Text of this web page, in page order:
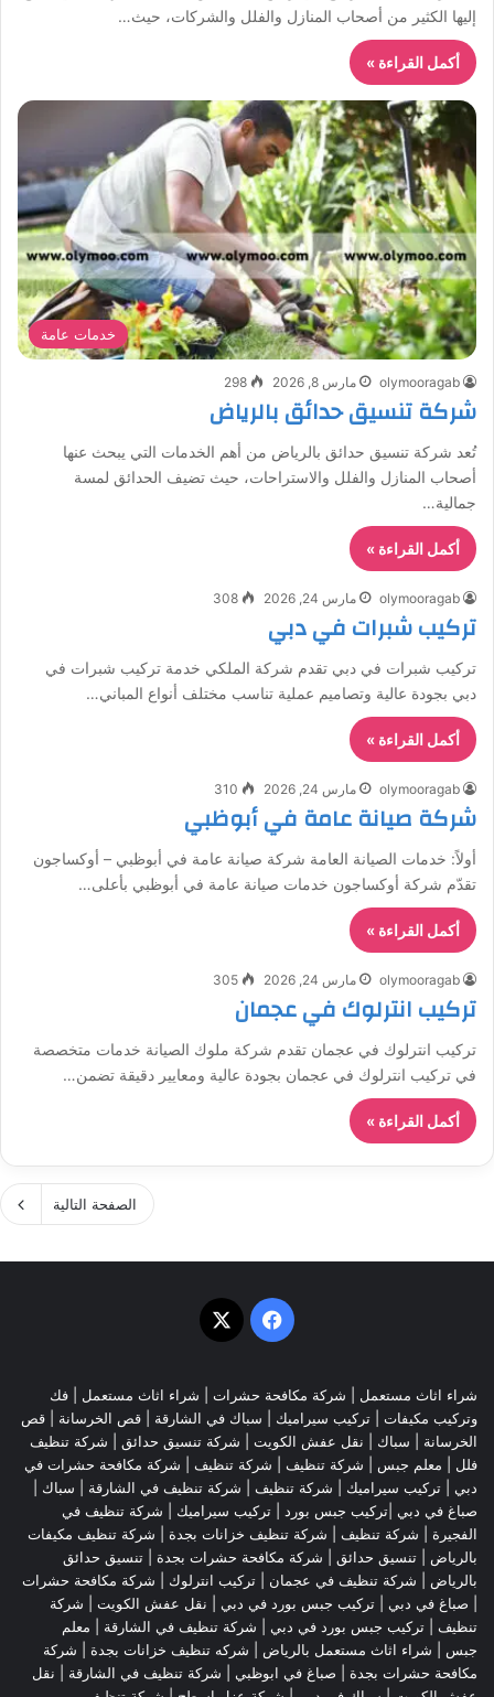
إليها الكثير من أصحاب المنازل والفلل والشركات، حيث…
أكمل القراءة »
خدمات عامة
olymooragab مارس 8, 2026 298
شركة تنسيق حدائق بالرياض
تُعد شركة تنسيق حدائق بالرياض من أهم الخدمات التي يبحث عنها
أصحاب المنازل والفلل والاستراحات، حيث تضيف الحدائق لمسة
جمالية…
أكمل القراءة »
olymooragab مارس 24, 2026 308
تركيب شبرات في دبي
تركيب شبرات في دبي تقدم شركة الملكي خدمة تركيب شبرات في
دبي بجودة عالية وتصاميم عملية تناسب مختلف أنواع المباني…
أكمل القراءة »
olymooragab مارس 24, 2026 310
شركة صيانة عامة في أبوظبي
أولاً: خدمات الصيانة العامة شركة صيانة عامة في أبوظبي – أوكساجون
تقدّم شركة أوكساجون خدمات صيانة عامة في أبوظبي بأعلى…
أكمل القراءة »
olymooragab مارس 24, 2026 305
تركيب انترلوك في عجمان
تركيب انترلوك في عجمان تقدم شركة ملوك الصيانة خدمات متخصصة
في تركيب انترلوك في عجمان بجودة عالية ومعايير دقيقة تضمن…
أكمل القراءة »
الصفحة التالية
فيسبوك
‫X
شراء اثاث مستعمل شركة مكافحة حشرات شراء اثاث مستعمل
فك
وتركيب مكيفات | تركيب سيراميك | سباك في الشارقة قص الخرسانة | قص
الخرسانة | سباك نقل عفش الكويت شركة تنسيق حدائق
شركة تنظيف
فلل
معلم جبس شركة تنظيف شركة تنظيف
شركة مكافحة حشرات في
دبي
تركيب سيراميك شركة تنظيف شركة تنظيف في الشارقة | سباك |
صباغ في دبي |تركيب جبس بورد | تركيب سيراميك
شركة تنظيف في
الفجيرة
شركة تنظيف شركة تنظيف خزانات بجدة
شركة تنظيف مكيفات
بالرياض
تنسيق حدائق شركة مكافحة حشرات بجدة
تنسيق حدائق
بالرياض
شركة تنظيف في عجمان | تركيب انترلوك | شركة مكافحة حشرات
صباغ في دبي تركيب جبس بورد في دبي نقل عفش الكويت
شركة
تنظيف
تركيب جبس بورد في دبي شركة تنظيف في الشارقة
معلم
جبس
شراء اثاث مستعمل بالرياض شركه تنظيف خزانات بجدة
شركة
مكافحة حشرات بجدة
صباغ في ابوظبي شركة تنظيف في الشارقة
نقل